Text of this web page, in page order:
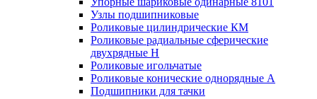
Узлы подшипниковые
Роликовые цилиндрические КМ
Роликовые радиальные сферические
двухрядные H
Роликовые игольчатые
Роликовые конические однорядные А
Подшипники для тачки